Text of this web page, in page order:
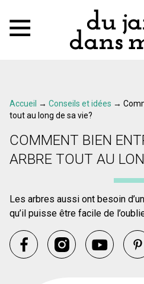
Accueil → Conseils et idées →
tout au long de sa vie?
COMMENT BIEN
ARBRE TOUT AU
Les arbres aussi ont besoin
qu’il puisse être facile de